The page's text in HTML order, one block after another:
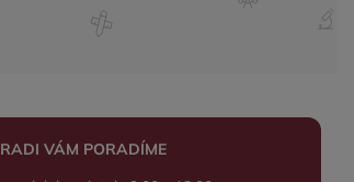
RADI VÁM PORADÍME